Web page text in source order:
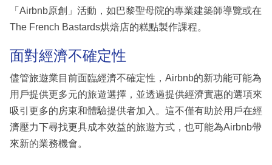
「Airbnb原創」活動，如巴黎聖母院的專業建築師導覽或在
The French Bastards烘焙店的糕點製作課程。
面對經濟不確定性
儘管旅遊業目前面臨經濟不確定性，Airbnb的新功能可能為
用戶提供更多元的旅遊選擇，並透過提供經濟實惠的選項來
吸引更多的房東和體驗提供者加入。這不僅有助於用戶在經
濟壓力下尋找更具成本效益的旅遊方式，也可能為Airbnb帶
來新的業務機會。